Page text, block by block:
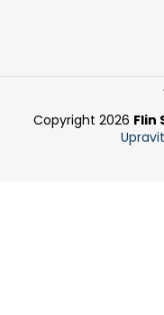
Copyright 2026 Flin